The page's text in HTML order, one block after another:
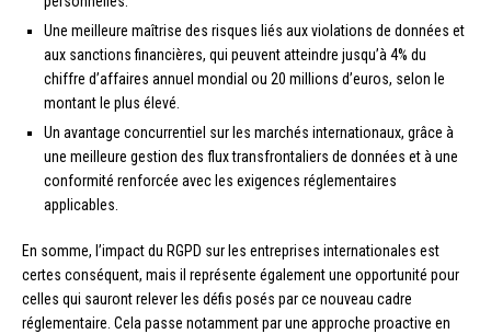
Une meilleure maîtrise des risques liés aux violations de données et
aux sanctions financières, qui peuvent atteindre jusqu’à 4% du
chiffre d’affaires annuel mondial ou 20 millions d’euros, selon le
montant le plus élevé.
Un avantage concurrentiel sur les marchés internationaux, grâce à
une meilleure gestion des flux transfrontaliers de données et à une
conformité renforcée avec les exigences réglementaires
applicables.
En somme, l’impact du RGPD sur les entreprises internationales est
certes conséquent, mais il représente également une opportunité pour
celles qui sauront relever les défis posés par ce nouveau cadre
réglementaire. Cela passe notamment par une approche proactive en